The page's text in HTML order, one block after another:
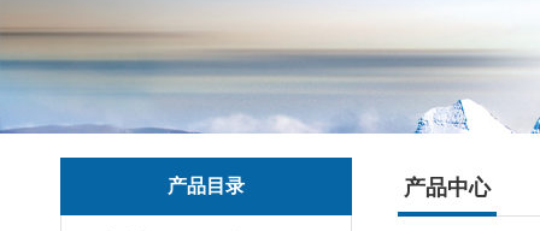
产品目录 产品中心